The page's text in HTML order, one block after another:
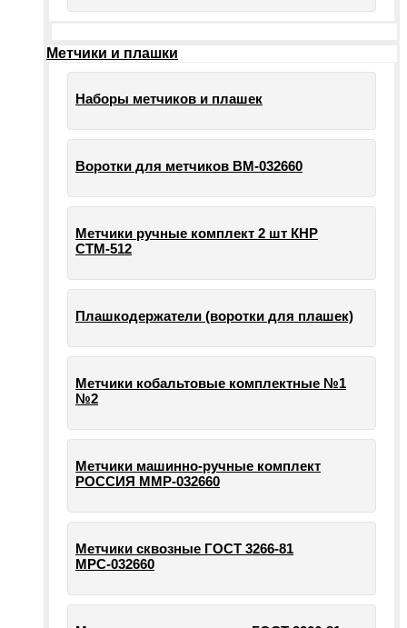
Метчики и плашки
Наборы метчиков и плашек
Воротки для метчиков ВМ-032660
Метчики ручные комплект 2 шт КНР
СТМ-512
Плашкодержатели (воротки для плашек)
Метчики кобальтовые комплектные №1
№2
Метчики машинно-ручные комплект
РОССИЯ ММР-032660
Метчики сквозные ГОСТ 3266-81
МРС-032660